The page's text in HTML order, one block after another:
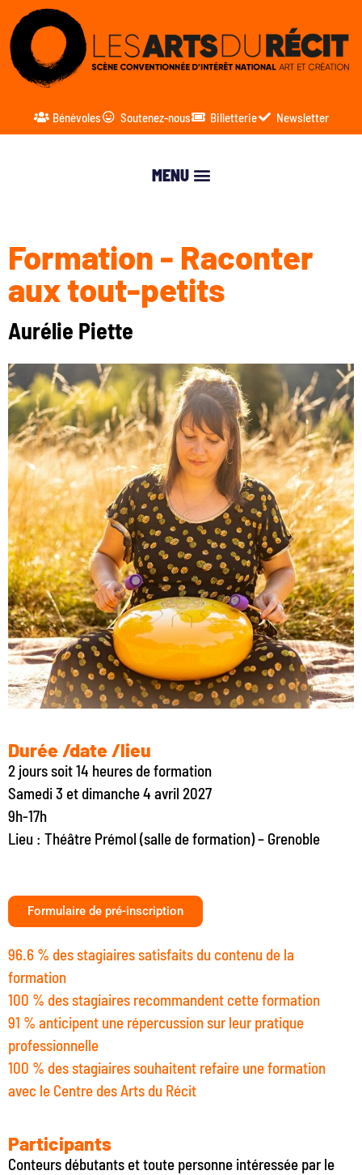
Bénévoles Soutenez-nous Billetterie Newsletter
Formation - Raconter
aux tout-petits
Aurélie Piette
Durée /date /lieu
2 jours soit 14 heures de formation
Samedi 3 et dimanche 4 avril 2027
9h-17h
Lieu : Théâtre Prémol (salle de formation) – Grenoble
Formulaire de pré-inscription
96.6 % des stagiaires satisfaits du contenu de la
formation
100 % des stagiaires recommandent cette formation
91 % anticipent une répercussion sur leur pratique
professionnelle
100 % des stagiaires souhaitent refaire une formation
avec le Centre des Arts du Récit
Participants
Conteurs débutants et toute personne intéressée par le